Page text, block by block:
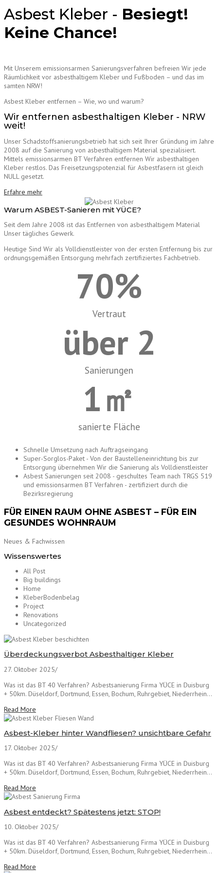
Asbest Kleber - Besiegt!
Keine Chance!
Mit Unserem emissionsarmen Sanierungsverfahren befreien Wir jede
Räumlichkeit vor asbesthaltigem Kleber und Fußboden – und das im
samten NRW!
Asbest Kleber entfernen – Wie, wo und warum?
Wir entfernen asbesthaltigen Kleber - NRW
weit!
Unser Schadstoffsanierungsbetrieb hat sich seit Ihrer Gründung im Jahre
2008 auf die Sanierung von asbesthaltigem Material spezialisiert.
Mittels emissionsarmen BT Verfahren entfernen Wir asbesthaltigen
Kleber restlos. Das Freisetzungspotenzial für Asbestfasern ist gleich
NULL gesetzt.
Erfahre mehr
Warum ASBEST-Sanieren mit YÜCE?
Seit dem Jahre 2008 ist das Entfernen von asbesthaltigem Material
Unser tägliches Gewerk.
Heutige Sind Wir als Volldienstleister von der ersten Entfernung bis zur
ordnungsgemäßen Entsorgung mehrfach zertifiziertes Fachbetrieb.
70%
Vertraut
über 2
Sanierungen
1㎡
sanierte Fläche
Schnelle Umsetzung nach Auftragseingang
Super-Sorglos-Paket - Von der Baustelleneinrichtung bis zur
Entsorgung übernehmen Wir die Sanierung als Volldienstleister
Asbest Sanierungen seit 2008 - geschultes Team nach TRGS 519
und emissionsarmen BT Verfahren - zertifiziert durch die
Bezirksregierung
FÜR EINEN RAUM OHNE ASBEST – FÜR EIN
GESUNDES WOHNRAUM
Neues & Fachwissen
Wissenswertes
All Post
Big buildings
Home
KleberBodenbelag
Project
Renovations
Uncategorized
Überdeckungsverbot Asbesthaltiger Kleber
27. Oktober 2025/
Was ist das BT 40 Verfahren? Asbestsanierung Firma YÜCE in Duisburg
+ 50km. Düseldorf, Dortmund, Essen, Bochum, Ruhrgebiet, Niederrhein...
Read More
Asbest-Kleber hinter Wandfliesen? unsichtbare Gefahr
17. Oktober 2025/
Was ist das BT 40 Verfahren? Asbestsanierung Firma YÜCE in Duisburg
+ 50km. Düseldorf, Dortmund, Essen, Bochum, Ruhrgebiet, Niederrhein...
Read More
Asbest entdeckt? Spätestens jetzt: STOP!
10. Oktober 2025/
Was ist das BT 40 Verfahren? Asbestsanierung Firma YÜCE in Duisburg
+ 50km. Düseldorf, Dortmund, Essen, Bochum, Ruhrgebiet, Niederrhein...
Read More